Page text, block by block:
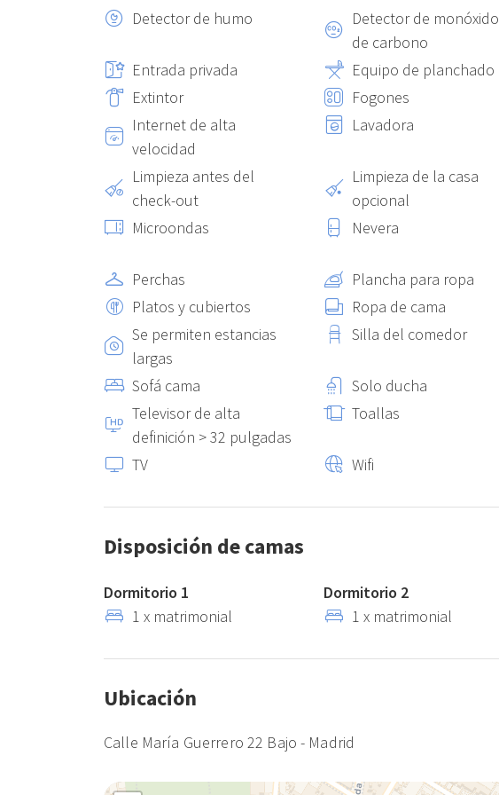
calles de Madrid para disfrutar de la ciudad por completo.
Detector de humo
Detector de monóxido
de carbono
Entrada privada Equipo de planchado
Extintor
Fogones
Internet de alta
velocidad
Lavadora
Limpieza antes del
check-out
Limpieza de la casa
opcional
Microondas Nevera
Perchas
Plancha para ropa
Platos y cubiertos
Ropa de cama
Se permiten estancias
largas
Silla del comedor
Sofá cama Solo ducha
Televisor de alta
definición > 32 pulgadas
Toallas
TV Wifi
Disposición de camas
Dormitorio 1
1 x matrimonial
Dormitorio 2
1 x matrimonial
Ubicación
Calle María Guerrero 22 Bajo - Madrid